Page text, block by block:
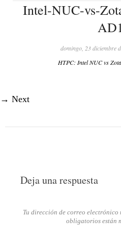
Intel-NUC-vs-
domingo, 23 diciembre
HTPC: Intel NUC vs
→ Next
Deja una respuesta
Tu dirección de correo electrónico
obligatorios están